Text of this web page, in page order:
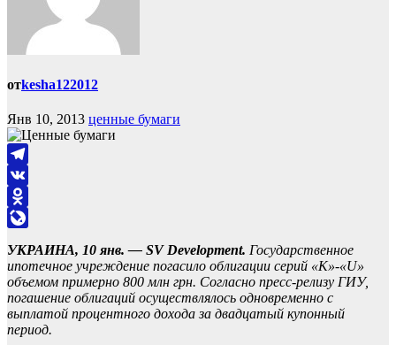
отkesha122012
Янв 10, 2013 ценные бумаги
Telegram
VK
Odnoklassniki
УКРАИНА, 10 янв. — SV Development. Государственное
ипотечное учреждение погасило облигации серий «K»-«U»
объемом примерно 800 млн грн. Согласно пресс-релизу ГИУ,
погашение облигаций осуществлялось одновременно с
выплатой процентного дохода за двадцатый купонный
период.